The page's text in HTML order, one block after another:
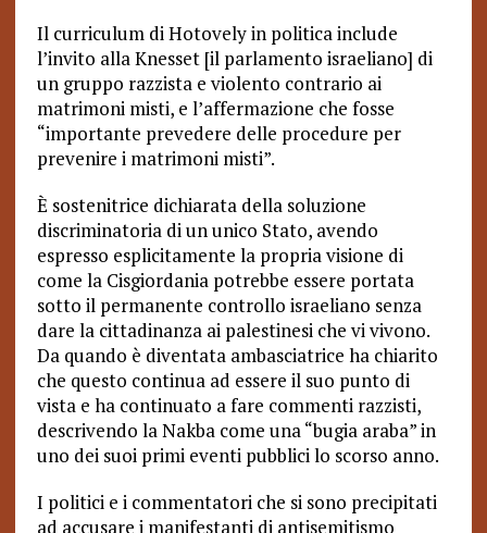
Il curriculum di Hotovely in politica include
l’invito alla Knesset [il parlamento israeliano] di
un gruppo razzista e violento contrario ai
matrimoni misti, e l’affermazione che fosse
“importante prevedere delle procedure per
prevenire i matrimoni misti”.
È sostenitrice dichiarata della soluzione
discriminatoria di un unico Stato, avendo
espresso esplicitamente la propria visione di
come la Cisgiordania potrebbe essere portata
sotto il permanente controllo israeliano senza
dare la cittadinanza ai palestinesi che vi vivono.
Da quando è diventata ambasciatrice ha chiarito
che questo continua ad essere il suo punto di
vista e ha continuato a fare commenti razzisti,
descrivendo la Nakba come una “bugia araba” in
uno dei suoi primi eventi pubblici lo scorso anno.
I politici e i commentatori che si sono precipitati
ad accusare i manifestanti di antisemitismo